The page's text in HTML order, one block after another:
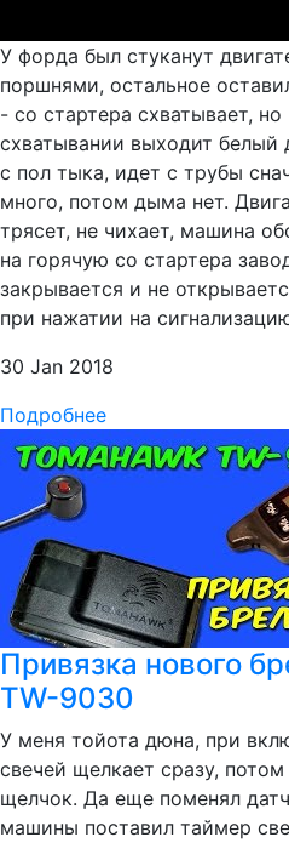
У форда был стуканут
поршнями, остальное
- со стартера схватывает,
схватывании выходит белый
с пол тыка, идет с трубы
много, потом дыма нет.
трясет, не чихает, машина
на горячую со стартера
закрывается и не
при нажатии на
30 Jan 2018
Подробнее
Привязка нового
TW-9030
У меня тойота дюна, при
свечей щелкает сразу,
щелчок. Да еще поменял
машины поставил таймер